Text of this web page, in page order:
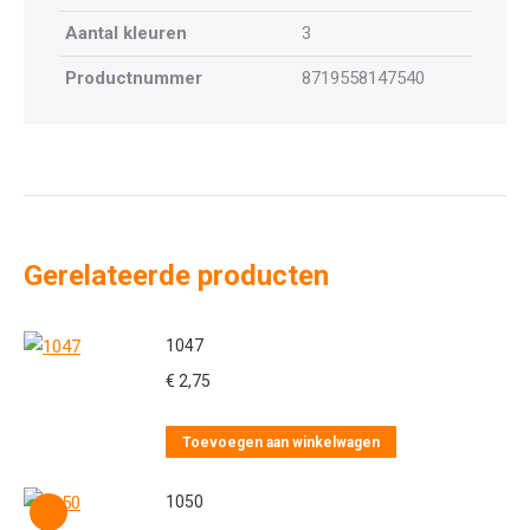
Aantal kleuren 3
Productnummer 8719558147540
Gerelateerde producten
1047
€ 2,75
Toevoegen aan winkelwagen
1050